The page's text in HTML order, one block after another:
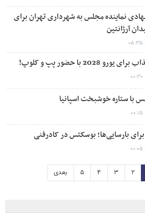
نماینده مجلس به شهرداری تهران برای
آرژانتین
2028 با حضور پپ و کلوپ!
با ستاره خوشبخت اسپانیا
بارسایی‌ها؛ بوسکتس در کادرفنی
۲ ۳ ۴ ۵ بعدی